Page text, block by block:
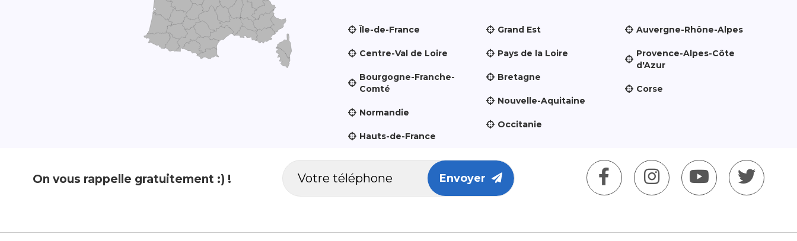
Île-de-France
Centre-Val de Loire
Bourgogne-Franche-
Comté
Normandie
Hauts-de-France
Grand Est
Pays de la Loire
Bretagne
Nouvelle-Aquitaine
Occitanie
Auvergne-Rhône-Alpes
Provence-Alpes-Côte
d'Azur
Corse
On vous rappelle gratuitement :) ! Envoyer